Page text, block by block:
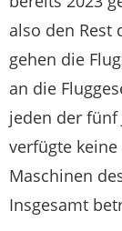
also den Rest
gehen die
an die
jeden der fünf
verfügte
Maschinen
Insgesamt